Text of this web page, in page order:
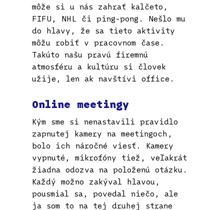
môže si u nás zahrať kalčeto,
FIFU, NHL či ping-pong. Nešlo mu
do hlavy, že sa tieto aktivity
môžu robiť v pracovnom čase.
Takúto našu pravú firemnú
atmosféru a kultúru si človek
užije, len ak navštívi office.
Online meetingy
Kým sme si nenastavili pravidlo
zapnutej kamery na meetingoch,
bolo ich náročné viesť. Kamery
vypnuté, mikrofóny tiež, veľakrát
žiadna odozva na položenú otázku.
Každý možno zakýval hlavou,
pousmial sa, povedal niečo, ale
ja som to na tej druhej strane